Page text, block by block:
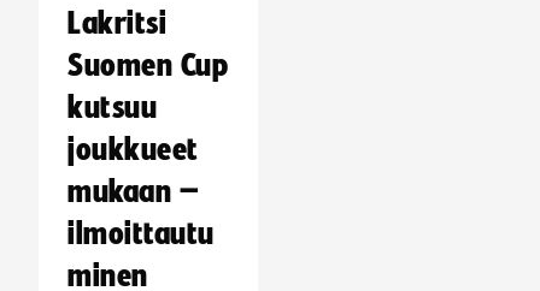
Lakritsi
Suomen Cup
kutsuu
joukkueet
mukaan –
ilmoittautu
minen